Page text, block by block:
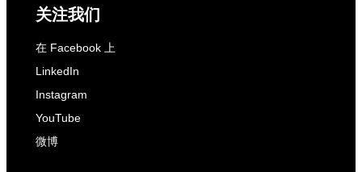
关注我们
在 Facebook 上
LinkedIn
Instagram
YouTube
微博